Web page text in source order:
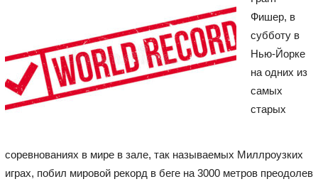
Фишер, в
субботу в
Нью-Йорке
на одних из
самых
старых
соревнованиях в мире в зале, так называемых Миллроузких
играх, побил мировой рекорд в беге на 3000 метров преодолев